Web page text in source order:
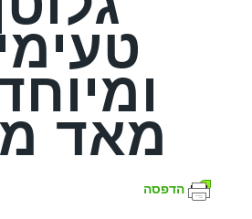
מאד
הדפסה